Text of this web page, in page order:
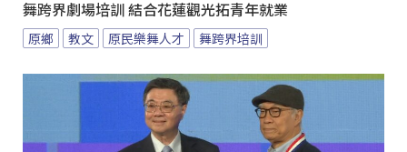
舞跨界劇場培訓 結合花蓮觀光拓青年就業
原鄉 教文 原民樂舞人才 舞跨界培訓